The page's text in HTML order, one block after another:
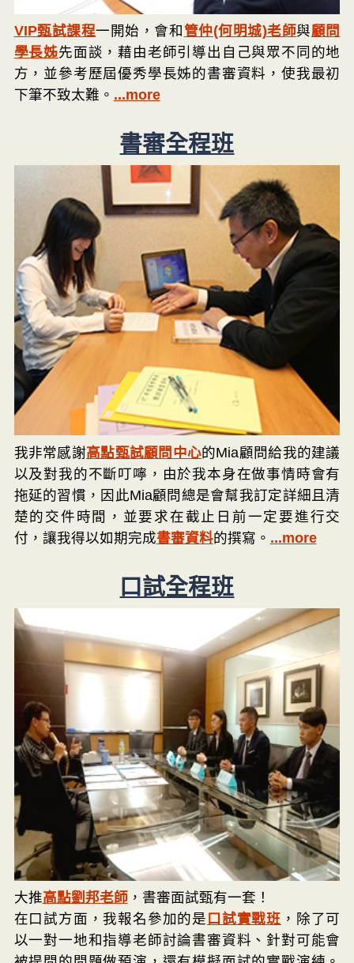
VIP甄試課程一開始，會和管仲(何明城)老師與顧問
學長姊先面談，藉由老師引導出自己與眾不同的地
方，並參考歷屆優秀學長姊的書審資料，使我最初
下筆不致太難。 ...more
書審全程班
我非常感謝高點甄試顧問中心的Mia顧問給我的建議
以及對我的不斷叮嚀，由於我本身在做事情時會有
拖延的習慣，因此Mia顧問總是會幫我訂定詳細且清
楚的交件時間，並要求在截止日前一定要進行交
付，讓我得以如期完成書審資料的撰寫。 ...more
口試全程班
大推高點劉邦老師，書審面試甄有一套！
在口試方面，我報名參加的是 口試實戰班 ，除了可
以一對一地和指導老師討論書審資料、針對可能會